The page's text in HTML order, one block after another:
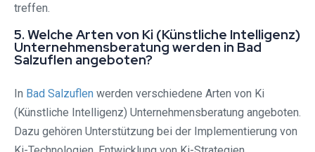
treffen.
5. Welche Arten von Ki (Künstliche Intelligenz)
Unternehmensberatung werden in Bad
Salzuflen angeboten?
In Bad Salzuflen werden verschiedene Arten von Ki
(Künstliche Intelligenz) Unternehmensberatung angeboten.
Dazu gehören Unterstützung bei der Implementierung von